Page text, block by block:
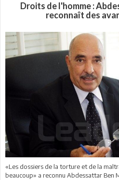
Droits de l'homme :
reconnaît des
«Les dossiers de la torture et de la
beaucoup» a reconnu Abdessattar Ben